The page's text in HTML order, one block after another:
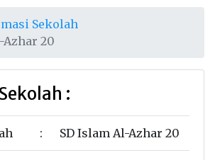
Sekolah
Azhar 20
:
: SD Islam Al-Azhar 20